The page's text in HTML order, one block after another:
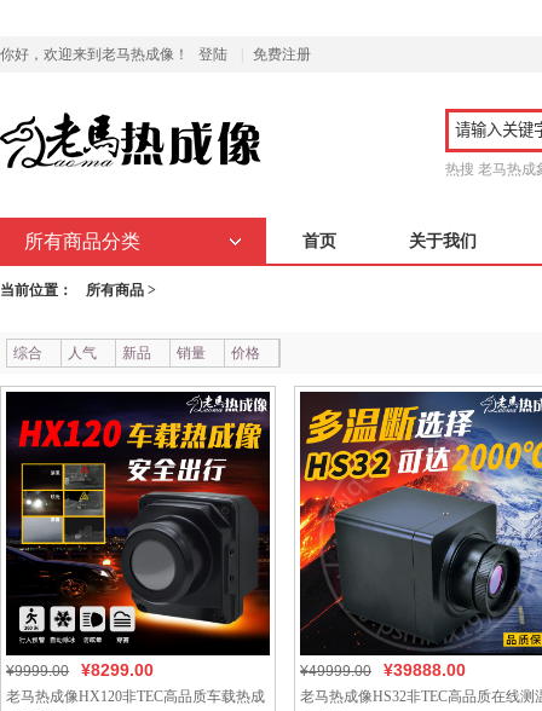
你好，欢迎来到老马热成像！ 登陆 免费注册
热搜 老马热成
所有商品分类 首页 关于我们
当前位置： 所有商品 >
综合 人气 新品 销量 价格
¥9999.00 ¥8299.00
老马热成像HX120非TEC高品质车载热成
¥49999.00 ¥39888.00
老马热成像HS32非TEC高品质在线测